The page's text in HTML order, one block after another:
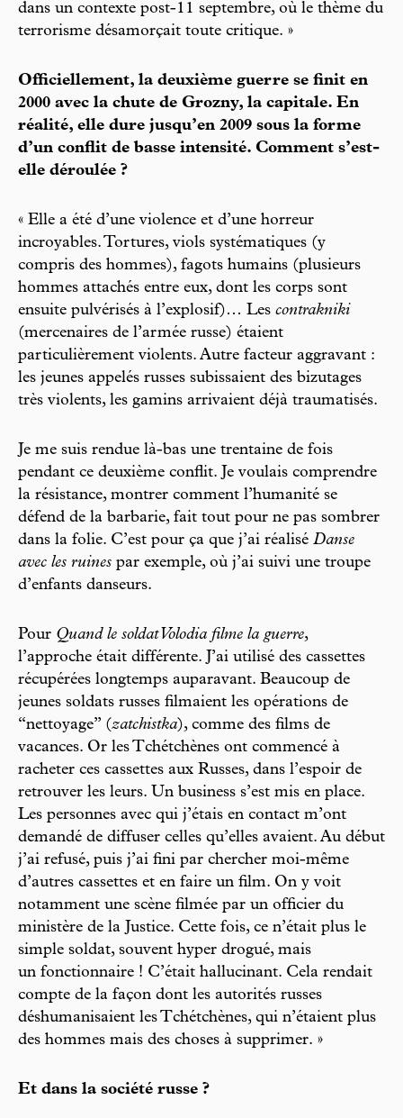
dans un contexte post-11 septembre, où le thème du
terrorisme désamorçait toute critique. »
Officiellement, la deuxième guerre se finit en
2000 avec la chute de Grozny, la capitale. En
réalité, elle dure jusqu’en 2009 sous la forme
d’un conflit de basse intensité. Comment s’est-
elle déroulée ?
« Elle a été d’une violence et d’une horreur
incroyables. Tortures, viols systématiques (y
compris des hommes), fagots humains (plusieurs
hommes attachés entre eux, dont les corps sont
ensuite pulvérisés à l’explosif)… Les contrakniki
(mercenaires de l’armée russe) étaient
particulièrement violents. Autre facteur aggravant :
les jeunes appelés russes subissaient des bizutages
très violents, les gamins arrivaient déjà traumatisés.
Je me suis rendue là-bas une trentaine de fois
pendant ce deuxième conflit. Je voulais comprendre
la résistance, montrer comment l’humanité se
défend de la barbarie, fait tout pour ne pas sombrer
dans la folie. C’est pour ça que j’ai réalisé Danse
avec les ruines par exemple, où j’ai suivi une troupe
d’enfants danseurs.
Pour Quand le soldat Volodia filme la guerre,
l’approche était différente. J’ai utilisé des cassettes
récupérées longtemps auparavant. Beaucoup de
jeunes soldats russes filmaient les opérations de
“nettoyage” (zatchistka), comme des films de
vacances. Or les Tchétchènes ont commencé à
racheter ces cassettes aux Russes, dans l’espoir de
retrouver les leurs. Un business s’est mis en place.
Les personnes avec qui j’étais en contact m’ont
demandé de diffuser celles qu’elles avaient. Au début
j’ai refusé, puis j’ai fini par chercher moi-même
d’autres cassettes et en faire un film. On y voit
notamment une scène filmée par un officier du
ministère de la Justice. Cette fois, ce n’était plus le
simple soldat, souvent hyper drogué, mais
un fonctionnaire ! C’était hallucinant. Cela rendait
compte de la façon dont les autorités russes
déshumanisaient les Tchétchènes, qui n’étaient plus
des hommes mais des choses à supprimer. »
Et dans la société russe ?